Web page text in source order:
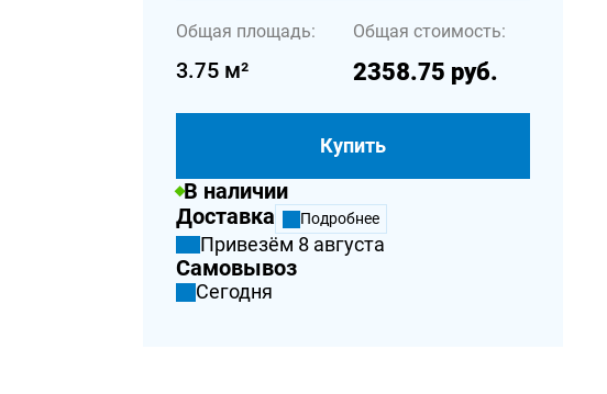
Общая площадь:
3.75 м²
Общая стоимость:
2358.75 руб.
Купить
В наличии
Доставка
Подробнее
Привезём 8 августа
Самовывоз
Сегодня